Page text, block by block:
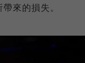
來的損失。